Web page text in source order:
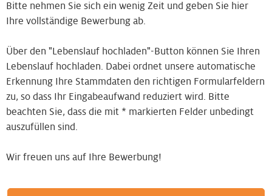
Bitte nehmen Sie sich ein wenig Zeit und geben Sie hier
Ihre vollständige Bewerbung ab.
Über den "Lebenslauf hochladen"-Button können Sie Ihren
Lebenslauf hochladen. Dabei ordnet unsere automatische
Erkennung Ihre Stammdaten den richtigen Formularfeldern
zu, so dass Ihr Eingabeaufwand reduziert wird. Bitte
beachten Sie, dass die mit * markierten Felder unbedingt
auszufüllen sind.
Wir freuen uns auf Ihre Bewerbung!